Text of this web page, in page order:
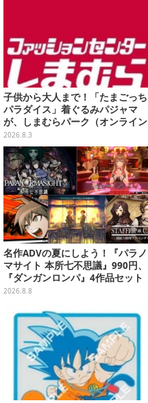
子供から大人まで！「たまごっち
パラダイス」着ぐるみパジャマ
が、しまむらパーク（オンライン
ストア）にて受注生産
2026.8.3
名作ADVの夏にしよう！『パラノ
マサイト 本所七不思議』990円、
『ダンガンロンパ』4作品セット
で3,060円、“お紳士”な恋愛ADV
セール】
2026.8.8